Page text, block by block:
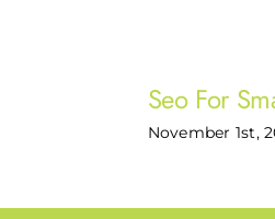
Seo For
November 1st,